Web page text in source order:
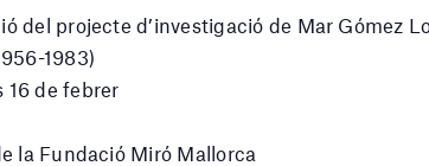
del projecte d’investigació de Mar Gómez
1983)
16 de febrer
la Fundació Miró Mallorca